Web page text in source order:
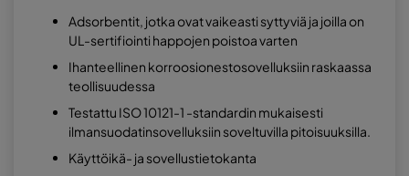
Adsorbentit, jotka ovat vaikeasti syttyviä ja joilla on
UL-sertifiointi happojen poistoa varten
Ihanteellinen korroosionestosovelluksiin raskaassa
teollisuudessa
Testattu ISO 10121-1 -standardin mukaisesti
ilmansuodatinsovelluksiin soveltuvilla pitoisuuksilla.
Käyttöikä- ja sovellustietokanta